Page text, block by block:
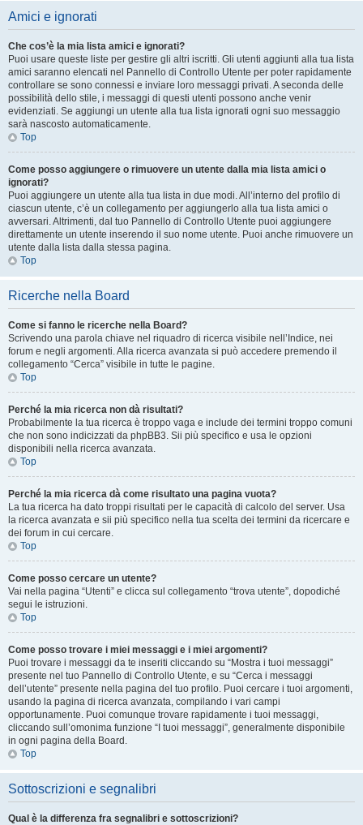
Amici e ignorati
Che cos’è la mia lista amici e ignorati?
Puoi usare queste liste per gestire gli altri iscritti. Gli utenti aggiunti alla tua lista
amici saranno elencati nel Pannello di Controllo Utente per poter rapidamente
controllare se sono connessi e inviare loro messaggi privati. A seconda delle
possibilità dello stile, i messaggi di questi utenti possono anche venir
evidenziati. Se aggiungi un utente alla tua lista ignorati ogni suo messaggio
sarà nascosto automaticamente.
Top
Come posso aggiungere o rimuovere un utente dalla mia lista amici o
ignorati?
Puoi aggiungere un utente alla tua lista in due modi. All’interno del profilo di
ciascun utente, c’è un collegamento per aggiungerlo alla tua lista amici o
avversari. Altrimenti, dal tuo Pannello di Controllo Utente puoi aggiungere
direttamente un utente inserendo il suo nome utente. Puoi anche rimuovere un
utente dalla lista dalla stessa pagina.
Top
Ricerche nella Board
Come si fanno le ricerche nella Board?
Scrivendo una parola chiave nel riquadro di ricerca visibile nell’Indice, nei
forum e negli argomenti. Alla ricerca avanzata si può accedere premendo il
collegamento “Cerca” visibile in tutte le pagine.
Top
Perché la mia ricerca non dà risultati?
Probabilmente la tua ricerca è troppo vaga e include dei termini troppo comuni
che non sono indicizzati da phpBB3. Sii più specifico e usa le opzioni
disponibili nella ricerca avanzata.
Top
Perché la mia ricerca dà come risultato una pagina vuota?
La tua ricerca ha dato troppi risultati per le capacità di calcolo del server. Usa
la ricerca avanzata e sii più specifico nella tua scelta dei termini da ricercare e
dei forum in cui cercare.
Top
Come posso cercare un utente?
Vai nella pagina “Utenti” e clicca sul collegamento “trova utente”, dopodiché
segui le istruzioni.
Top
Come posso trovare i miei messaggi e i miei argomenti?
Puoi trovare i messaggi da te inseriti cliccando su “Mostra i tuoi messaggi”
presente nel tuo Pannello di Controllo Utente, e su “Cerca i messaggi
dell’utente” presente nella pagina del tuo profilo. Puoi cercare i tuoi argomenti,
usando la pagina di ricerca avanzata, compilando i vari campi
opportunamente. Puoi comunque trovare rapidamente i tuoi messaggi,
cliccando sull’omonima funzione “I tuoi messaggi”, generalmente disponibile
in ogni pagina della Board.
Top
Sottoscrizioni e segnalibri
Qual è la differenza fra segnalibri e sottoscrizioni?